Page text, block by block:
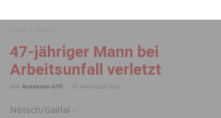
47-jähriger Mann bei
Arbeitsunfall verletzt
von Redaktion GTO - 13. November 2024
Nötsch/Gailtal -